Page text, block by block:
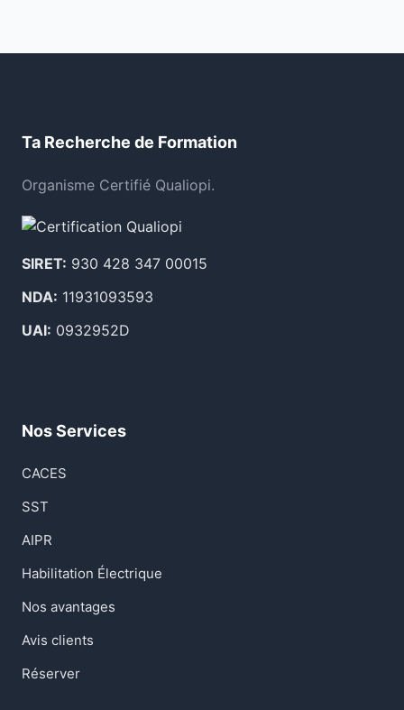
Ta Recherche de Formation
Organisme Certifié Qualiopi.
SIRET: 930 428 347 00015
NDA: 11931093593
UAI: 0932952D
Nos Services
CACES
SST
AIPR
Habilitation Électrique
Nos avantages
Avis clients
Réserver